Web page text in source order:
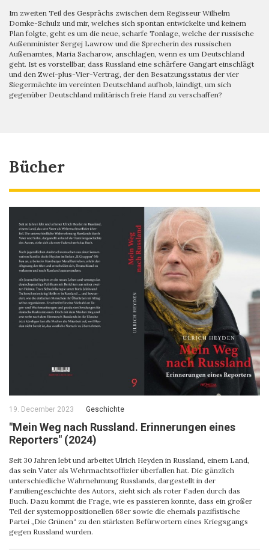
Im zweiten Teil des Gesprächs zwischen dem Regisseur Wilhelm
Domke-Schulz und mir, welches sich spontan entwickelte und keinem
Plan folgte, geht es um die neue, scharfe Tonlage, welche der russische
Außenminister Sergej Lawrow und die Sprecherin des russischen
Außenamtes, Maria Sacharow, anschlagen, wenn es um Deutschland
geht. Ist es vorstellbar, dass Russland eine schärfere Gangart einschlägt
und den Zwei-plus-Vier-Vertrag, der den Besatzungsstatus der vier
Siegermächte im vereinten Deutschland aufhob, kündigt, um sich
gegenüber Deutschland militärisch freie Hand zu verschaffen?
Bücher
19. December 2023 Geschichte
"Mein Weg nach Russland. Erinnerungen eines
Reporters" (2024)
Seit 30 Jahren lebt und arbeitet Ulrich Heyden in Russland, einem Land,
das sein Vater als Wehrmachtsoffizier überfallen hat. Die gänzlich
unterschiedliche Wahrnehmung Russlands, dargestellt in der
Familiengeschichte des Autors, zieht sich als roter Faden durch das
Buch. Dazu kommt die Frage, wie es passieren konnte, dass ein großer
Teil der systemoppositionellen 68er sowie die ehemals pazifistische
Partei „Die Grünen“ zu den stärksten Befürwortern eines Kriegsgangs
gegen Russland wurden.